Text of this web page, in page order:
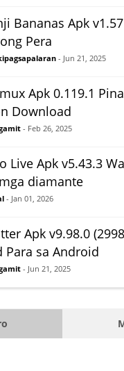
Bananas Apk
Pera
- Jun 21, 2025
Apk 0.119.1
Download
- Feb 26, 2025
Live Apk v5.43.3
diamante
- Jan 01, 2026
Apk v9.98.0
Para sa Android
- Jun 21, 2025